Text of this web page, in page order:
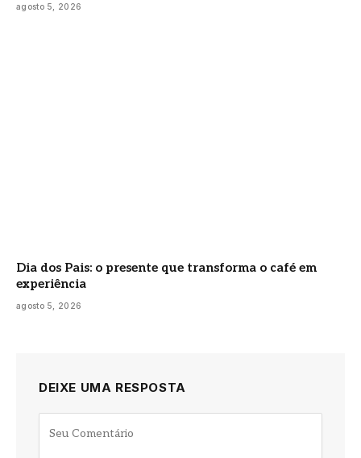
agosto 5, 2026
Dia dos Pais: o presente que transforma o café em
experiência
agosto 5, 2026
DEIXE UMA RESPOSTA